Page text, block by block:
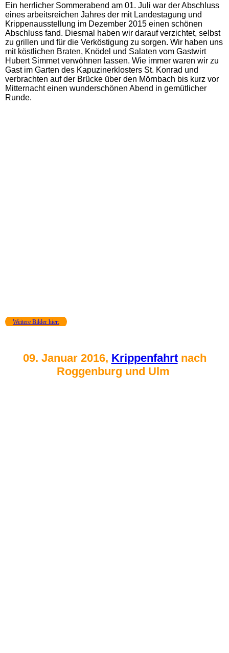
Ein herrlicher Sommerabend am 01. Juli war der Abschluss
eines arbeitsreichen Jahres der mit Landestagung und
Krippenausstellung im Dezember 2015 einen schönen
Abschluss fand. Diesmal haben wir darauf verzichtet, selbst
zu grillen und für die Verköstigung zu sorgen. Wir haben uns
mit köstlichen Braten, Knödel und Salaten vom Gastwirt
Hubert Simmet verwöhnen lassen. Wie immer waren wir zu
Gast im Garten des Kapuzinerklosters St. Konrad und
verbrachten auf der Brücke über den Mörnbach bis kurz vor
Mitternacht einen wunderschönen Abend in gemütlicher
Runde.
Weitere Bilder hier:
09. Januar 2016, Krippenfahrtnach
Roggenburg und Ulm